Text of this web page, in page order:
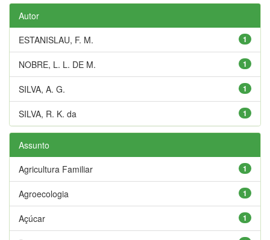
Autor
1
ESTANISLAU, F. M.
1
NOBRE, L. L. DE M.
1
SILVA, A. G.
1
SILVA, R. K. da
Assunto
1
Agricultura Familiar
1
Agroecologia
1
Açúcar